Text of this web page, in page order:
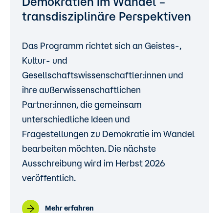
transdisziplinäre Perspektiven
Das Programm richtet sich an Geistes-,
Kultur- und
Gesellschaftswissenschaftler:innen und
ihre außerwissenschaftlichen
Partner:innen, die gemeinsam
unterschiedliche Ideen und
Fragestellungen zu Demokratie im Wandel
bearbeiten möchten. Die nächste
Ausschreibung wird im Herbst 2026
veröffentlich.
Mehr erfahren